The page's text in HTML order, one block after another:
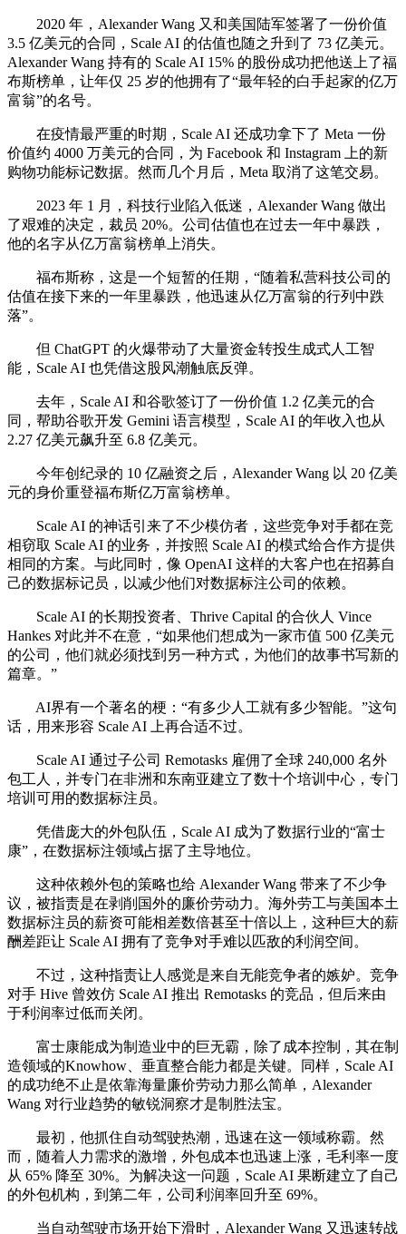
2020 年，Alexander Wang 又和美国陆军签署了一份价值
3.5 亿美元的合同，Scale AI 的估值也随之升到了 73 亿美元。
Alexander Wang 持有的 Scale AI 15% 的股份成功把他送上了福
布斯榜单，让年仅 25 岁的他拥有了“最年轻的白手起家的亿万
富翁”的名号。
在疫情最严重的时期，Scale AI 还成功拿下了 Meta 一份
价值约 4000 万美元的合同，为 Facebook 和 Instagram 上的新
购物功能标记数据。然而几个月后，Meta 取消了这笔交易。
2023 年 1 月，科技行业陷入低迷，Alexander Wang 做出
了艰难的决定，裁员 20%。公司估值也在过去一年中暴跌，
他的名字从亿万富翁榜单上消失。
福布斯称，这是一个短暂的任期，“随着私营科技公司的
估值在接下来的一年里暴跌，他迅速从亿万富翁的行列中跌
落”。
但 ChatGPT 的火爆带动了大量资金转投生成式人工智
能，Scale AI 也凭借这股风潮触底反弹。
去年，Scale AI 和谷歌签订了一份价值 1.2 亿美元的合
同，帮助谷歌开发 Gemini 语言模型，Scale AI 的年收入也从
2.27 亿美元飙升至 6.8 亿美元。
今年创纪录的 10 亿融资之后，Alexander Wang 以 20 亿美
元的身价重登福布斯亿万富翁榜单。
Scale AI 的神话引来了不少模仿者，这些竞争对手都在竞
相窃取 Scale AI 的业务，并按照 Scale AI 的模式给合作方提供
相同的方案。与此同时，像 OpenAI 这样的大客户也在招募自
己的数据标记员，以减少他们对数据标注公司的依赖。
Scale AI 的长期投资者、Thrive Capital 的合伙人 Vince
Hankes 对此并不在意，“如果他们想成为一家市值 500 亿美元
的公司，他们就必须找到另一种方式，为他们的故事书写新的
篇章。”
AI界有一个著名的梗：“有多少人工就有多少智能。”这句
话，用来形容 Scale AI 上再合适不过。
Scale AI 通过子公司 Remotasks 雇佣了全球 240,000 名外
包工人，并专门在非洲和东南亚建立了数十个培训中心，专门
培训可用的数据标注员。
凭借庞大的外包队伍，Scale AI 成为了数据行业的“富士
康”，在数据标注领域占据了主导地位。
这种依赖外包的策略也给 Alexander Wang 带来了不少争
议，被指责是在剥削国外的廉价劳动力。海外劳工与美国本土
数据标注员的薪资可能相差数倍甚至十倍以上，这种巨大的薪
酬差距让 Scale AI 拥有了竞争对手难以匹敌的利润空间。
不过，这种指责让人感觉是来自无能竞争者的嫉妒。竞争
对手 Hive 曾效仿 Scale AI 推出 Remotasks 的竞品，但后来由
于利润率过低而关闭。
富士康能成为制造业中的巨无霸，除了成本控制，其在制
造领域的Knowhow、垂直整合能力都是关键。同样，Scale AI
的成功绝不止是依靠海量廉价劳动力那么简单，Alexander
Wang 对行业趋势的敏锐洞察才是制胜法宝。
最初，他抓住自动驾驶热潮，迅速在这一领域称霸。然
而，随着人力需求的激增，外包成本也迅速上涨，毛利率一度
从 65% 降至 30%。为解决这一问题，Scale AI 果断建立了自己
的外包机构，到第二年，公司利润率回升至 69%。
当自动驾驶市场开始下滑时，Alexander Wang 又迅速转战